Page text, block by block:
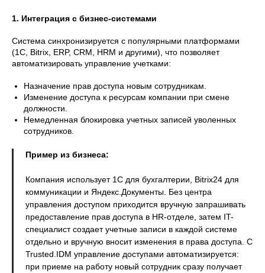
1. Интеграция с бизнес-системами
Система синхронизируется с популярными платформами
(1С, Bitrix, ERP, CRM, HRM и другими), что позволяет
автоматизировать управление учетками:
Назначение прав доступа новым сотрудникам.
Изменение доступа к ресурсам компании при смене
должности.
Немедленная блокировка учетных записей уволенных
сотрудников.
Пример из бизнеса:
Компания использует 1С для бухгалтерии, Bitrix24 для
коммуникации и Яндекс.Документы. Без центра
управления доступом приходится вручную запрашивать
предоставление прав доступа в HR-отделе, затем IT-
специалист создает учетные записи в каждой системе
отдельно и вручную вносит изменения в права доступа. С
Trusted.IDM управление доступами автоматизируется:
при приеме на работу новый сотрудник сразу получает